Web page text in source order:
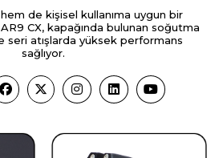
de kişisel kullanıma uygun bir
CX, kapağında bulunan soğutma
seri atışlarda yüksek performans
sağlıyor.